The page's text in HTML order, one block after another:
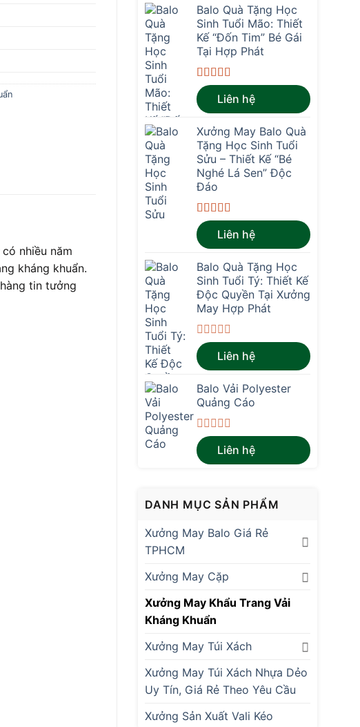
Balo Quà Tặng Học
Sinh Tuổi Mão: Thiết
Kế “Đốn Tim” Bé Gái
Tại Hợp Phát
Được xếp
hạng4.67 5
sao
Liên hệ
Xưởng May Balo Quà
Tặng Học Sinh Tuổi
Sửu – Thiết Kế “Bé
Nghé Lá Sen” Độc
Đáo
Được xếp
hạng4.67 5
sao
Liên hệ
Balo Quà Tặng Học
Sinh Tuổi Tý: Thiết Kế
Độc Quyền Tại Xưởng
May Hợp Phát
Được
xếp
hạng
5
sao
Liên hệ
Balo Vải Polyester
Quảng Cáo
Được
xếp
hạng
Liên hệ
DANH MỤC SẢN PHẨM
Xưởng May Balo Giá Rẻ
TPHCM
Xưởng May Cặp
Xưởng May Khẩu Trang Vải
Kháng Khuẩn
Xưởng May Túi Xách
Xưởng May Túi Xách Nhựa Dẻo
Uy Tín, Giá Rẻ Theo Yêu Cầu
Xưởng Sản Xuất Vali Kéo
nhiều năm
kháng khuẩn.
tin tưởng